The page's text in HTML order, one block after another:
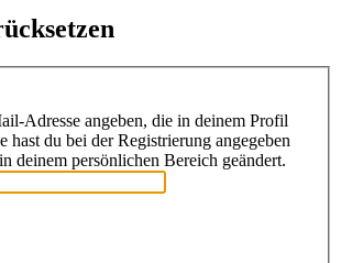
Adresse angeben, die in deinem Profil
hast du bei der Registrierung angegeben
deinem persönlichen Bereich geändert.